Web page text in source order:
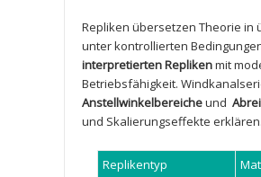
Repliken übersetzen Theorie
unter kontrollierten⁢
interpretierten Replikenmit⁤
Betriebsfähigkeit.
Anstellwinkelbereicheund ​
und ‍Skalierungseffekte erklären.
Replikentyp